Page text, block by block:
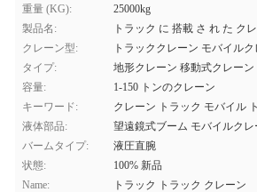
重量 (KG):
25000kg
製品名:
トラック に 搭載 さ れ た ク
クレーン型:
トラッククレーン モバイル
タイプ:
地形クレーン 移動式クレーン
容量:
1-150 トンのクレーン
キーワード:
クレーン トラック モバイル
液体部品:
望遠鏡式ブーム モバイルクレ
バームタイプ:
液圧直腕
状態:
100% 新品
Name:
トラック トラック クレーン